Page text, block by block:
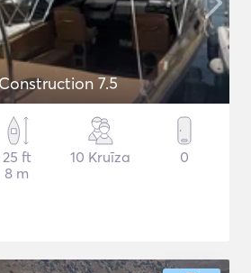
7.5
25 ft
8 m
10 Kruīza 0